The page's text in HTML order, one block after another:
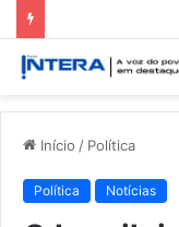
Início / Política
Política Notícias